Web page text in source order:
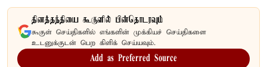
தினத்தந்தியை கூகுளில் பின்தொடரவும்
கூகுள் செய்திகளில் எங்களின் முக்கியச் செய்திகளை
உடனுக்குடன் பெற கிளிக் செய்யவும்.
Add as Preferred Source